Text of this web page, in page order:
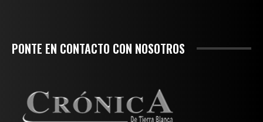
PONTE EN CONTACTO CON NOSOTROS